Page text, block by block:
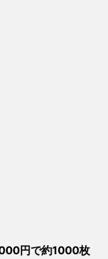
円で約1000枚